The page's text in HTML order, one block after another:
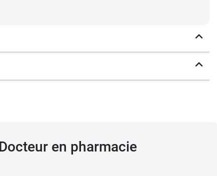
en pharmacie